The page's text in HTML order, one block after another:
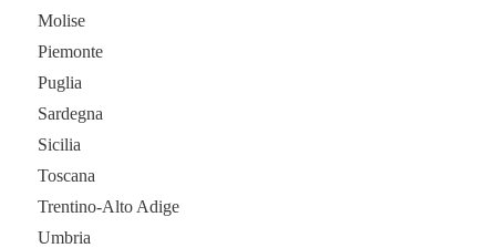
Molise
Piemonte
Puglia
Sardegna
Sicilia
Toscana
Trentino-Alto Adige
Umbria